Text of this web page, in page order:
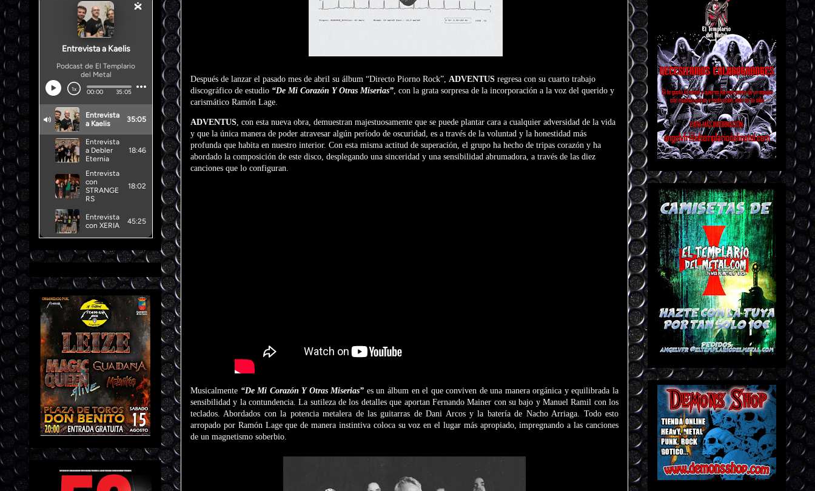
Después de lanzar el pasado mes de abril su álbum “Directo Piorno Rock”, ADVENTUS regresa con su cuarto trabajo
discográfico de estudio “De Mi Corazón Y Otras Miserias”, con la grata sorpresa de la incorporación a la voz del querido y
carismático Ramón Lage.
ADVENTUS, con esta nueva obra, demuestran majestuosamente que se puede plantar cara a cualquier adversidad de la vida
y que la única manera de poder atravesar algún período de oscuridad, es a través de la voluntad y la honestidad más
profunda que habita en nuestro interior. Con esta misma actitud de superación, el grupo ha hecho de tripas corazón y ha
abordado la composición de este disco, desplegando una sinceridad y una sensibilidad abrumadora, a través de las diez
canciones que lo configuran.
Musicalmente “De Mi Corazón Y Otras Miserias” es un álbum en el que conviven de una manera orgánica y equilibrada la
sensibilidad y la contundencia. La sutileza de los detalles que aportan Fernando Mainer con su bajo y Manuel Ramil con los
teclados. Abordados con la potencia metalera de las guitarras de Dani Arcos y la batería de Nacho Arriaga. Todo esto
arropado por Ramón Lage que de manera instintiva coloca su voz en el lugar más apropiado, impregnando a las canciones
de un magnetismo soberbio.